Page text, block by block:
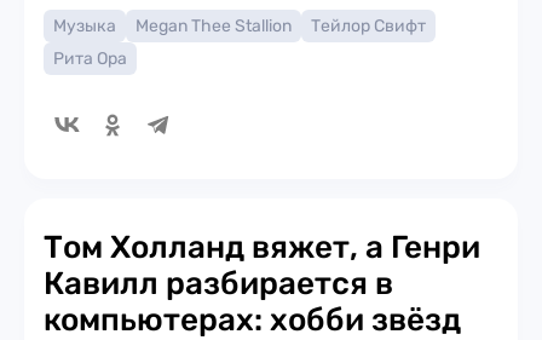
Музыка Megan Thee Stallion
Тейлор Свифт
Рита Ора
Том Холланд вяжет, а Генри
Кавилл разбирается в
компьютерах: хобби звёзд